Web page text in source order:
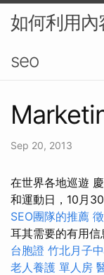
如何利用內
seo
Sep 20, 2013
在世界各地巡遊
和運動日，10月
SEO團隊的推薦
耳其需要的有用信
台胞證 竹北月子
老人養護 單人房